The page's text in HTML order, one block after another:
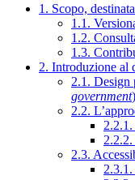
1. Scopo,
1.1.
1.2.
1.3.
2. Introduzione al
2.1. Design
government)
2.2.
2.3.